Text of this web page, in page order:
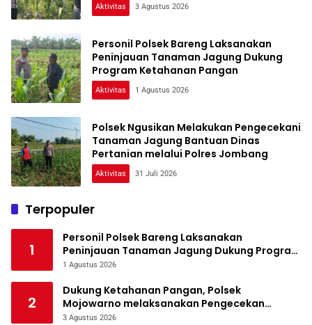
Aktivitas 3 Agustus 2026
Personil Polsek Bareng Laksanakan
Peninjauan Tanaman Jagung Dukung
Program Ketahanan Pangan
Aktivitas 1 Agustus 2026
Polsek Ngusikan Melakukan Pengecekani
Tanaman Jagung Bantuan Dinas
Pertanian melalui Polres Jombang
Aktivitas 31 Juli 2026
Terpopuler
1
Personil Polsek Bareng Laksanakan
Peninjauan Tanaman Jagung Dukung Program
Ketahanan Pangan
1 Agustus 2026
2
Dukung Ketahanan Pangan, Polsek
Mojowarno melaksanakan Pengecekan
Tanaman Jagung
3 Agustus 2026